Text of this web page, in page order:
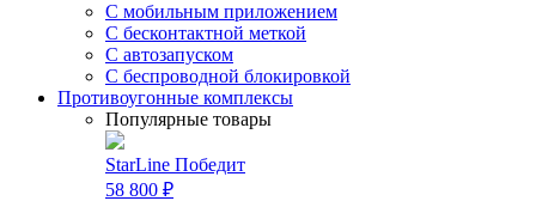
С мобильным приложением
С бесконтактной меткой
С автозапуском
С беспроводной блокировкой
Противоугонные комплексы
Популярные товары
StarLine Победит
58 800 ₽